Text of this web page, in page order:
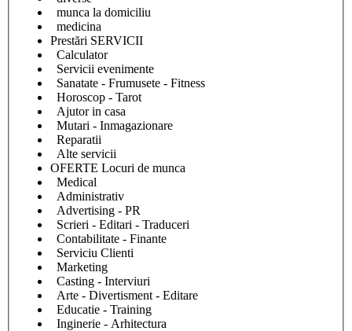
munca la domiciliu
medicina
Prestări SERVICII
Calculator
Servicii evenimente
Sanatate - Frumusete - Fitness
Horoscop - Tarot
Ajutor in casa
Mutari - Inmagazionare
Reparatii
Alte servicii
OFERTE Locuri de munca
Medical
Administrativ
Advertising - PR
Scrieri - Editari - Traduceri
Contabilitate - Finante
Serviciu Clienti
Marketing
Casting - Interviuri
Arte - Divertisment - Editare
Educatie - Training
Inginerie - Arhitectura